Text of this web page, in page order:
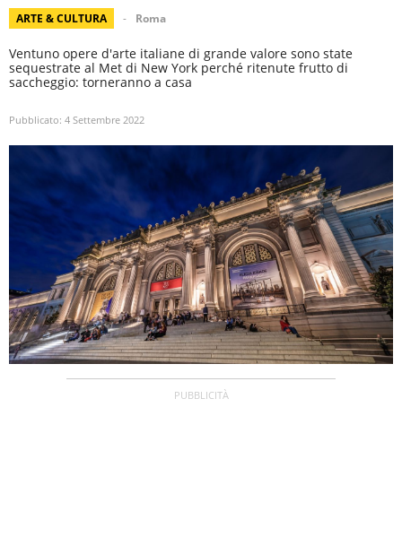
ARTE & CULTURA Roma
Ventuno opere d'arte italiane di grande valore sono state
sequestrate al Met di New York perché ritenute frutto di
saccheggio: torneranno a casa
Pubblicato: 4 Settembre 2022